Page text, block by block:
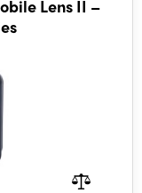
Lens II –